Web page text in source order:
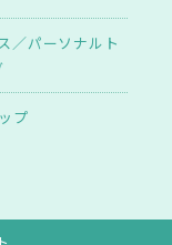
／パーソナルト
プ